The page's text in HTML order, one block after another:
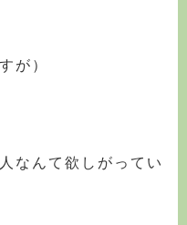
が）
なんて欲しがってい